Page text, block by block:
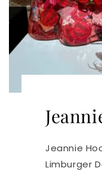
Jeannie
Limburger